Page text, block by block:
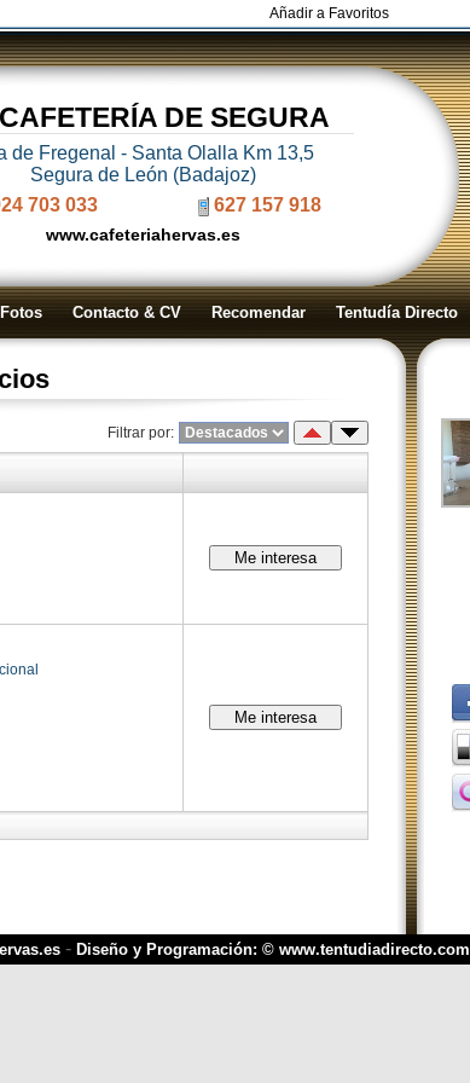
Añadir a Favoritos
DE SEGURA
de Fregenal - Santa Olalla Km 13,5
Segura de León (Badajoz)
703 033
627 157 918
www.cafeteriahervas.es
Contacto & CV Recomendar Tentudía Directo
Filtrar por:
- Diseño y Programación: © www.tentudiadirecto.com